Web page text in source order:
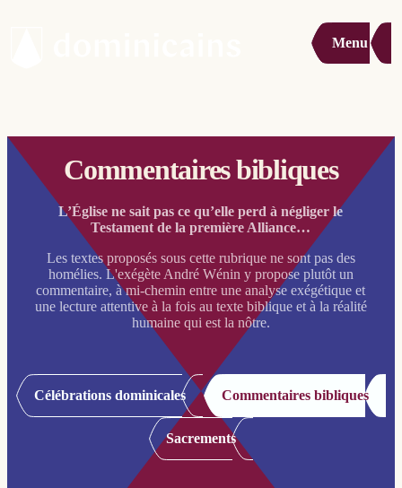
Menu
Commentaires bibliques
L’Église ne sait pas ce qu’elle perd à négliger le
Testament de la première Alliance…
Les textes proposés sous cette rubrique ne sont pas des
homélies. L'exégète André Wénin y propose plutôt un
commentaire, à mi-chemin entre une analyse exégétique et
une lecture attentive à la fois au texte biblique et à la réalité
humaine qui est la nôtre.
Célébrations dominicales Commentaires bibliques
Sacrements